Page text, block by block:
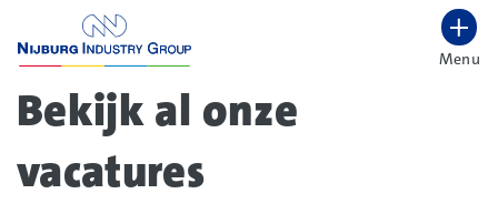
overslaan
Hoog contrast wisselen
Menu
Bekijk al onze
vacatures